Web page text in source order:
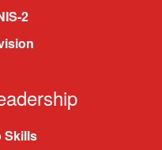
2
Skills